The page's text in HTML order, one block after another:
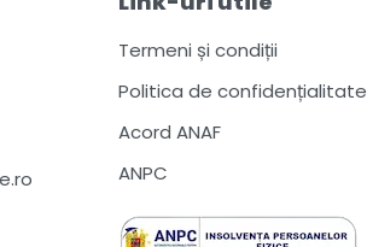
Termeni și condiții
Politica de confidențialitate
Acord ANAF
ANPC